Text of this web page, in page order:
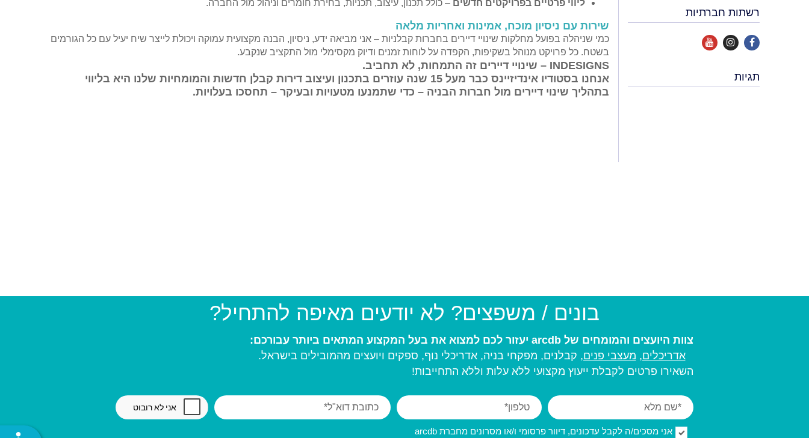
רשתות חברתיות
תגיות
ליווי פרטיים בפרויקטים חדשים – כולל תכנון, עיצוב, תכניות, בחירת חומרים וניהול מול החברה.
שירות עם ניסיון מוכח, אמינות ואחריות מלאה
כמי שניהלה בפועל מחלקות שינויי דיירים בחברות קבלניות – אני מביאה ידע, ניסיון, הבנה מקצועית עמוקה ויכולת לייצר שיח יעיל עם כל הגורמים
בשטח. כל פרויקט מנוהל בשקיפות, הקפדה על לוחות זמנים ודיוק מקסימלי מול התקציב שנקבע.
INDESIGNS – שינויי דיירים זה התמחות, לא תחביב.
אנחנו בסטודיו אינדיזיינס כבר מעל 15 שנה עוזרים בתכנון ועיצוב דירות קבלן חדשות והמומחיות שלנו היא בליווי
בתהליך שינוי דיירים מול חברות הבניה – כדי שתמנעו מטעויות ובעיקר – תחסכו בעלויות.
בונים / משפצים? לא יודעים מאיפה להתחיל?
צוות היועצים והמומחים של arcdb יעזור לכם למצוא את בעל המקצוע המתאים ביותר עבורכם:
אדריכלים, מעצבי פנים, קבלנים, מפקחי בניה, אדריכלי נוף, ספקים ויועצים מהמובילים בישראל.
השאירו פרטים לקבלת ייעוץ מקצועי ללא עלות וללא התחייבות!
אני מסכים/ה לקבל עדכונים, דיוור פרסומי ו/או מסרונים מחברת arcdb